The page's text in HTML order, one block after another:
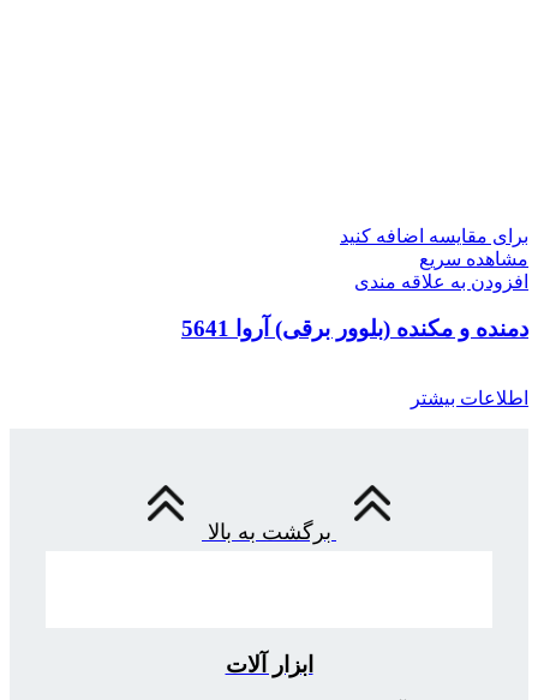
برای مقایسه اضافه کنید
مشاهده سریع
افزودن به علاقه مندی
دمنده و مکنده (بلوور برقی) آروا 5641
اطلاعات بیشتر
برگشت به بالا
ابزار آلات